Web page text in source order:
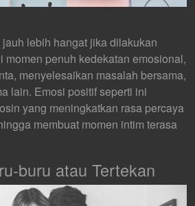
lebih hangat jika dilakukan
momen penuh kedekatan emosional,
menyelesaikan masalah bersama,
lain. Emosi positif seperti ini
yang meningkatkan rasa percaya
membuat momen intim terasa
buru atau Tertekan